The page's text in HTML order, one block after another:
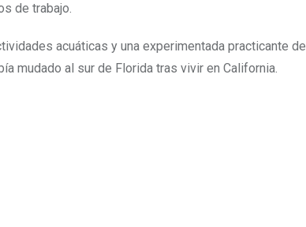
de trabajo.
acuáticas y una experimentada practicante de
mudado al sur de Florida tras vivir en California.